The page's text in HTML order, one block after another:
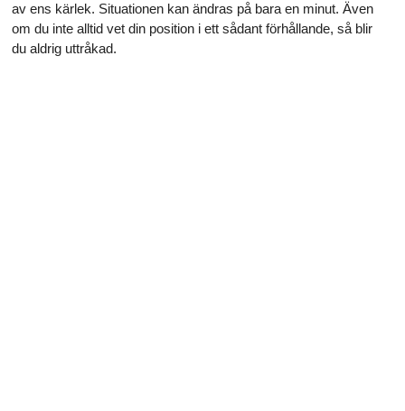
av ens kärlek. Situationen kan ändras på bara en minut. Även
om du inte alltid vet din position i ett sådant förhållande, så blir
du aldrig uttråkad.